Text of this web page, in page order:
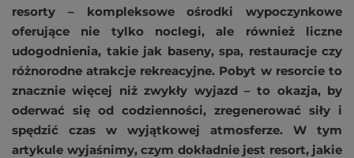
resorty – kompleksowe ośrodki wypoczynkowe
oferujące nie tylko noclegi, ale również liczne
udogodnienia, takie jak baseny, spa, restauracje czy
różnorodne atrakcje rekreacyjne. Pobyt w resorcie to
znacznie więcej niż zwykły wyjazd – to okazja, by
oderwać się od codzienności, zregenerować siły i
spędzić czas w wyjątkowej atmosferze. W tym
artykule wyjaśnimy, czym dokładnie jest resort, jakie